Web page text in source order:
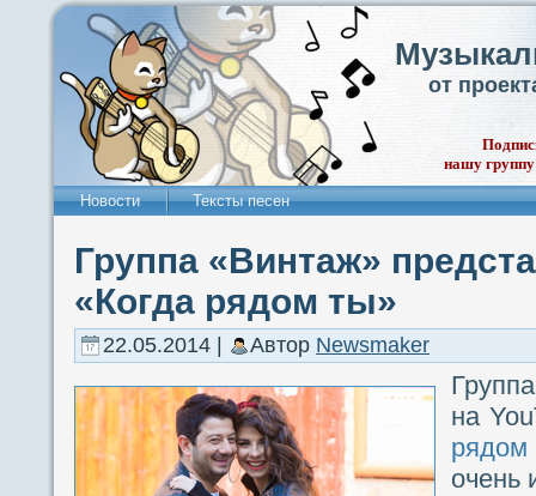
от
нашу
Новости Тексты песен
Группа «Винтаж»
«Когда рядом ты»
22.05.2014 | Автор Newsmaker
на
очень